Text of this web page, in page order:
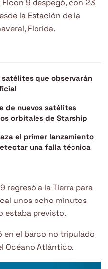
9 despegó, con 23
la Estación de la
Florida.
satélites que observarán
de nuevos satélites
orbitales de Starship
el primer lanzamiento
una falla técnica
regresó a la Tierra para
unos ocho minutos
estaba previsto.
en el barco no tripulado
Océano Atlántico.